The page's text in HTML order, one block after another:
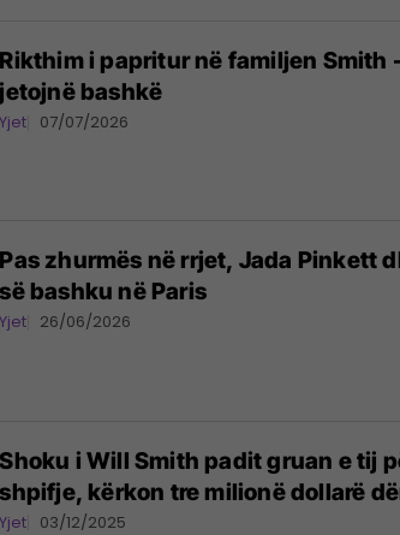
Rikthim i papritur në familjen Smith
jetojnë bashkë
Yjet 07/07/2026
Pas zhurmës në rrjet, Jada Pinkett
së bashku në Paris
Yjet 26/06/2026
Shoku i Will Smith padit gruan e tij
shpifje, kërkon tre milionë dollarë
Yjet 03/12/2025